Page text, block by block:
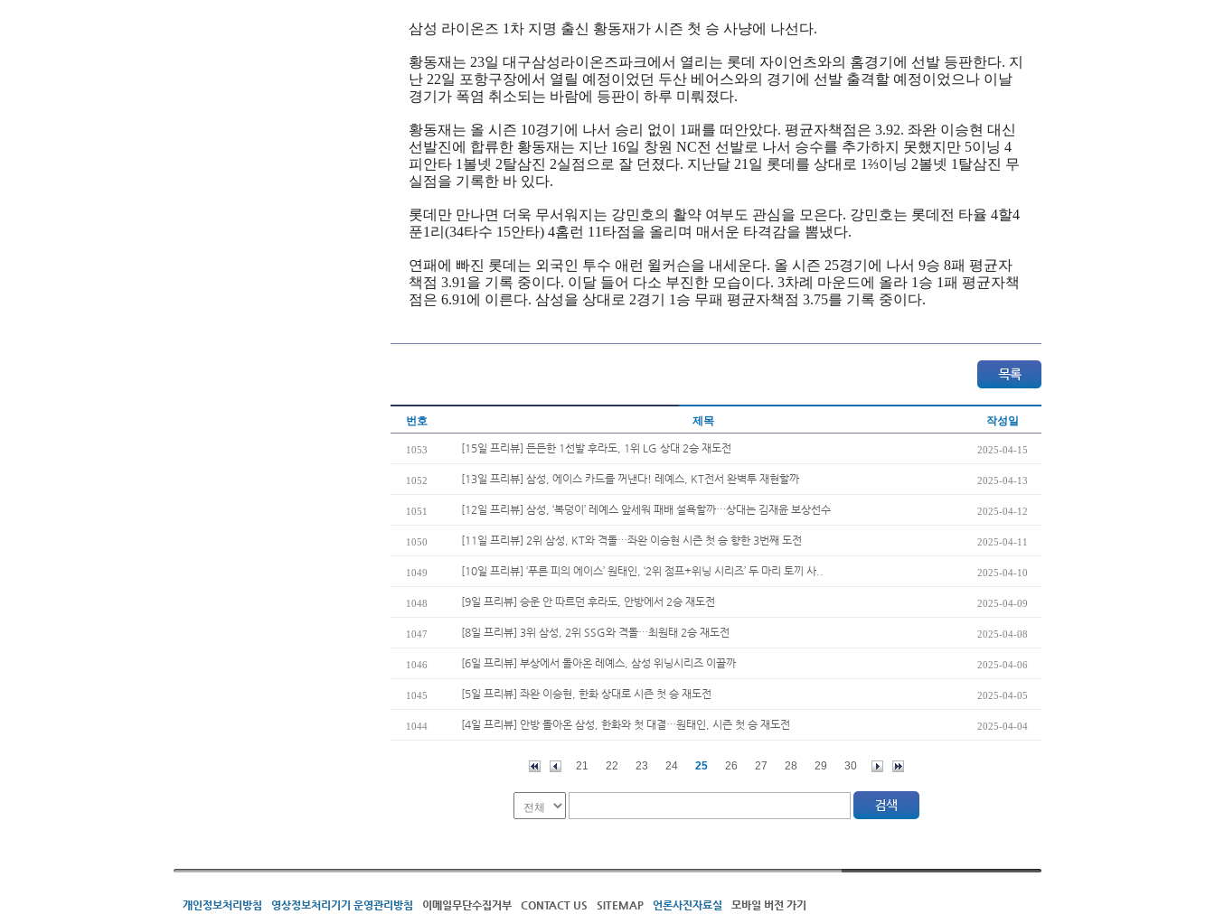
삼성 라이온즈 1차 지명 출신 황동재가 시즌 첫 승 사냥에 나선다.
황동재는 23일 대구삼성라이온즈파크에서 열리는 롯데 자이언츠와의 홈경기에 선발 등판한다. 지
난 22일 포항구장에서 열릴 예정이었던 두산 베어스와의 경기에 선발 출격할 예정이었으나 이날
경기가 폭염 취소되는 바람에 등판이 하루 미뤄졌다.
황동재는 올 시즌 10경기에 나서 승리 없이 1패를 떠안았다. 평균자책점은 3.92. 좌완 이승현 대신
선발진에 합류한 황동재는 지난 16일 창원 NC전 선발로 나서 승수를 추가하지 못했지만 5이닝 4
피안타 1볼넷 2탈삼진 2실점으로 잘 던졌다. 지난달 21일 롯데를 상대로 1⅔이닝 2볼넷 1탈삼진 무
실점을 기록한 바 있다.
롯데만 만나면 더욱 무서워지는 강민호의 활약 여부도 관심을 모은다. 강민호는 롯데전 타율 4할4
푼1리(34타수 15안타) 4홈런 11타점을 올리며 매서운 타격감을 뽐냈다.
연패에 빠진 롯데는 외국인 투수 애런 윌커슨을 내세운다. 올 시즌 25경기에 나서 9승 8패 평균자
책점 3.91 을 기록 중이다. 이달 들어 다소 부진한 모습이다. 3차례 마운드에 올라 1 승 1패 평균자책
점은 6.91 에 이른다. 삼성을 상대로 2경기 1 승 무패 평균자책점 3.75를 기록 중이다.
번호 제목 작성일
1053 [15일 프리뷰] 든든한 1선발 후라도, 1위 LG 상대 2승 재도전 2025-04-15
1052 [13일 프리뷰] 삼성, 에이스 카드를 꺼낸다! 레예스, KT전서 완벽투 재현할까 2025-04-13
1051 [12일 프리뷰] 삼성, ‘복덩이’ 레예스 앞세워 패배 설욕할까…상대는 김재윤 보상선수 2025-04-12
1050 [11일 프리뷰] 2위 삼성, KT와 격돌…좌완 이승현 시즌 첫 승 향한 3번째 도전 2025-04-11
1049 [10일 프리뷰] ‘푸른 피의 에이스’ 원태인, ‘2위 점프+위닝 시리즈’ 두 마리 토끼 사.. 2025-04-10
1048 [9일 프리뷰] 승운 안 따르던 후라도, 안방에서 2승 재도전 2025-04-09
1047 [8일 프리뷰] 3위 삼성, 2위 SSG와 격돌…최원태 2승 재도전 2025-04-08
1046 [6일 프리뷰] 부상에서 돌아온 레예스, 삼성 위닝시리즈 이끌까 2025-04-06
1045 [5일 프리뷰] 좌완 이승현, 한화 상대로 시즌 첫 승 재도전 2025-04-05
1044 [4일 프리뷰] 안방 돌아온 삼성, 한화와 첫 대결…원태인, 시즌 첫 승 재도전 2025-04-04
21 22 23 24 25 26 27 28 29 30
개인정보처리방침 영상정보처리기기 운영관리방침 이메일무단수집거부 CONTACT US SITEMAP 언론사진자료실 모바일 버전 가기